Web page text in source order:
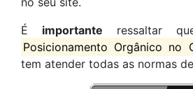
É importante ressaltar
Posicionamento Orgânico no
tem atender todas as normas